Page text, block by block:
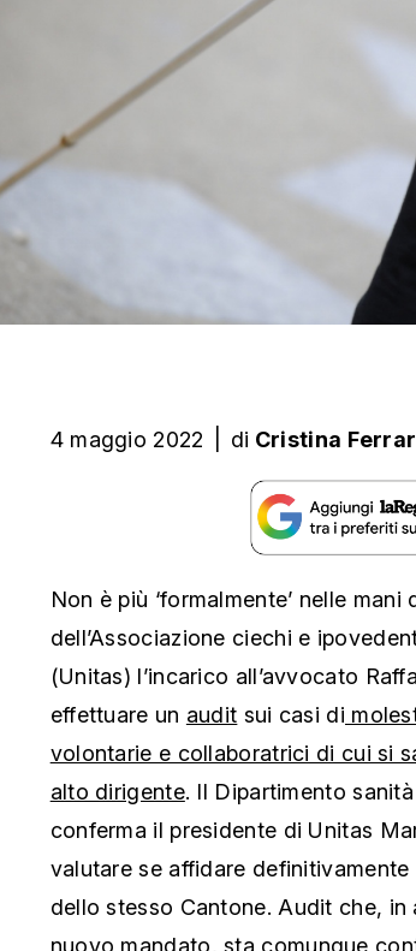
4 maggio 2022 di Cristina
Non è più ‘formalmente’ nelle mani
dell’Associazione ciechi e
(Unitas) l’incarico all’avvocato
effettuare un audit sui casi di
volontarie e collaboratrici di cui si
alto dirigente. Il Dipartimento
conferma il presidente di Unitas
valutare se affidare definitivamente
dello stesso Cantone. Audit che,
nuovo mandato, sta comunque